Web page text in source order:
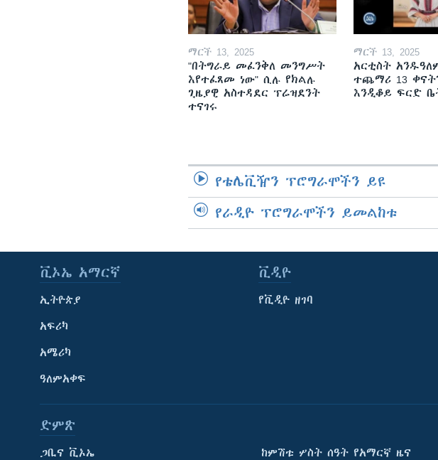
ማርች 13, 2025
"በትግራይ መፈንቅለ መንግሥት
እየተፈጸመ ነው" ሲሉ የክልሉ
ጊዜያዊ አስተዳደር ፕሬዝደንት
ተናገሩ
ማርች 13, 2025
አርቲስት
ተጨማሪ 13
እንዲቆይ ፍርድ
የቴሌቪዥን ፕሮግራሞችን ይዩ
የራዲዮ ፕሮግራሞችን ይመልከቱ
ቪኦኤ አማርኛ
ኢትዮጵያ
አፍሪካ
አሜሪካ
ዓለምአቀፍ
ቪዲዮ
የቪዲዮ ዘገባ
ድምጽ
ጋቢና ቪኦኤ ከምሽቱ ሦስት ሰዓት የአማርኛ ዜና